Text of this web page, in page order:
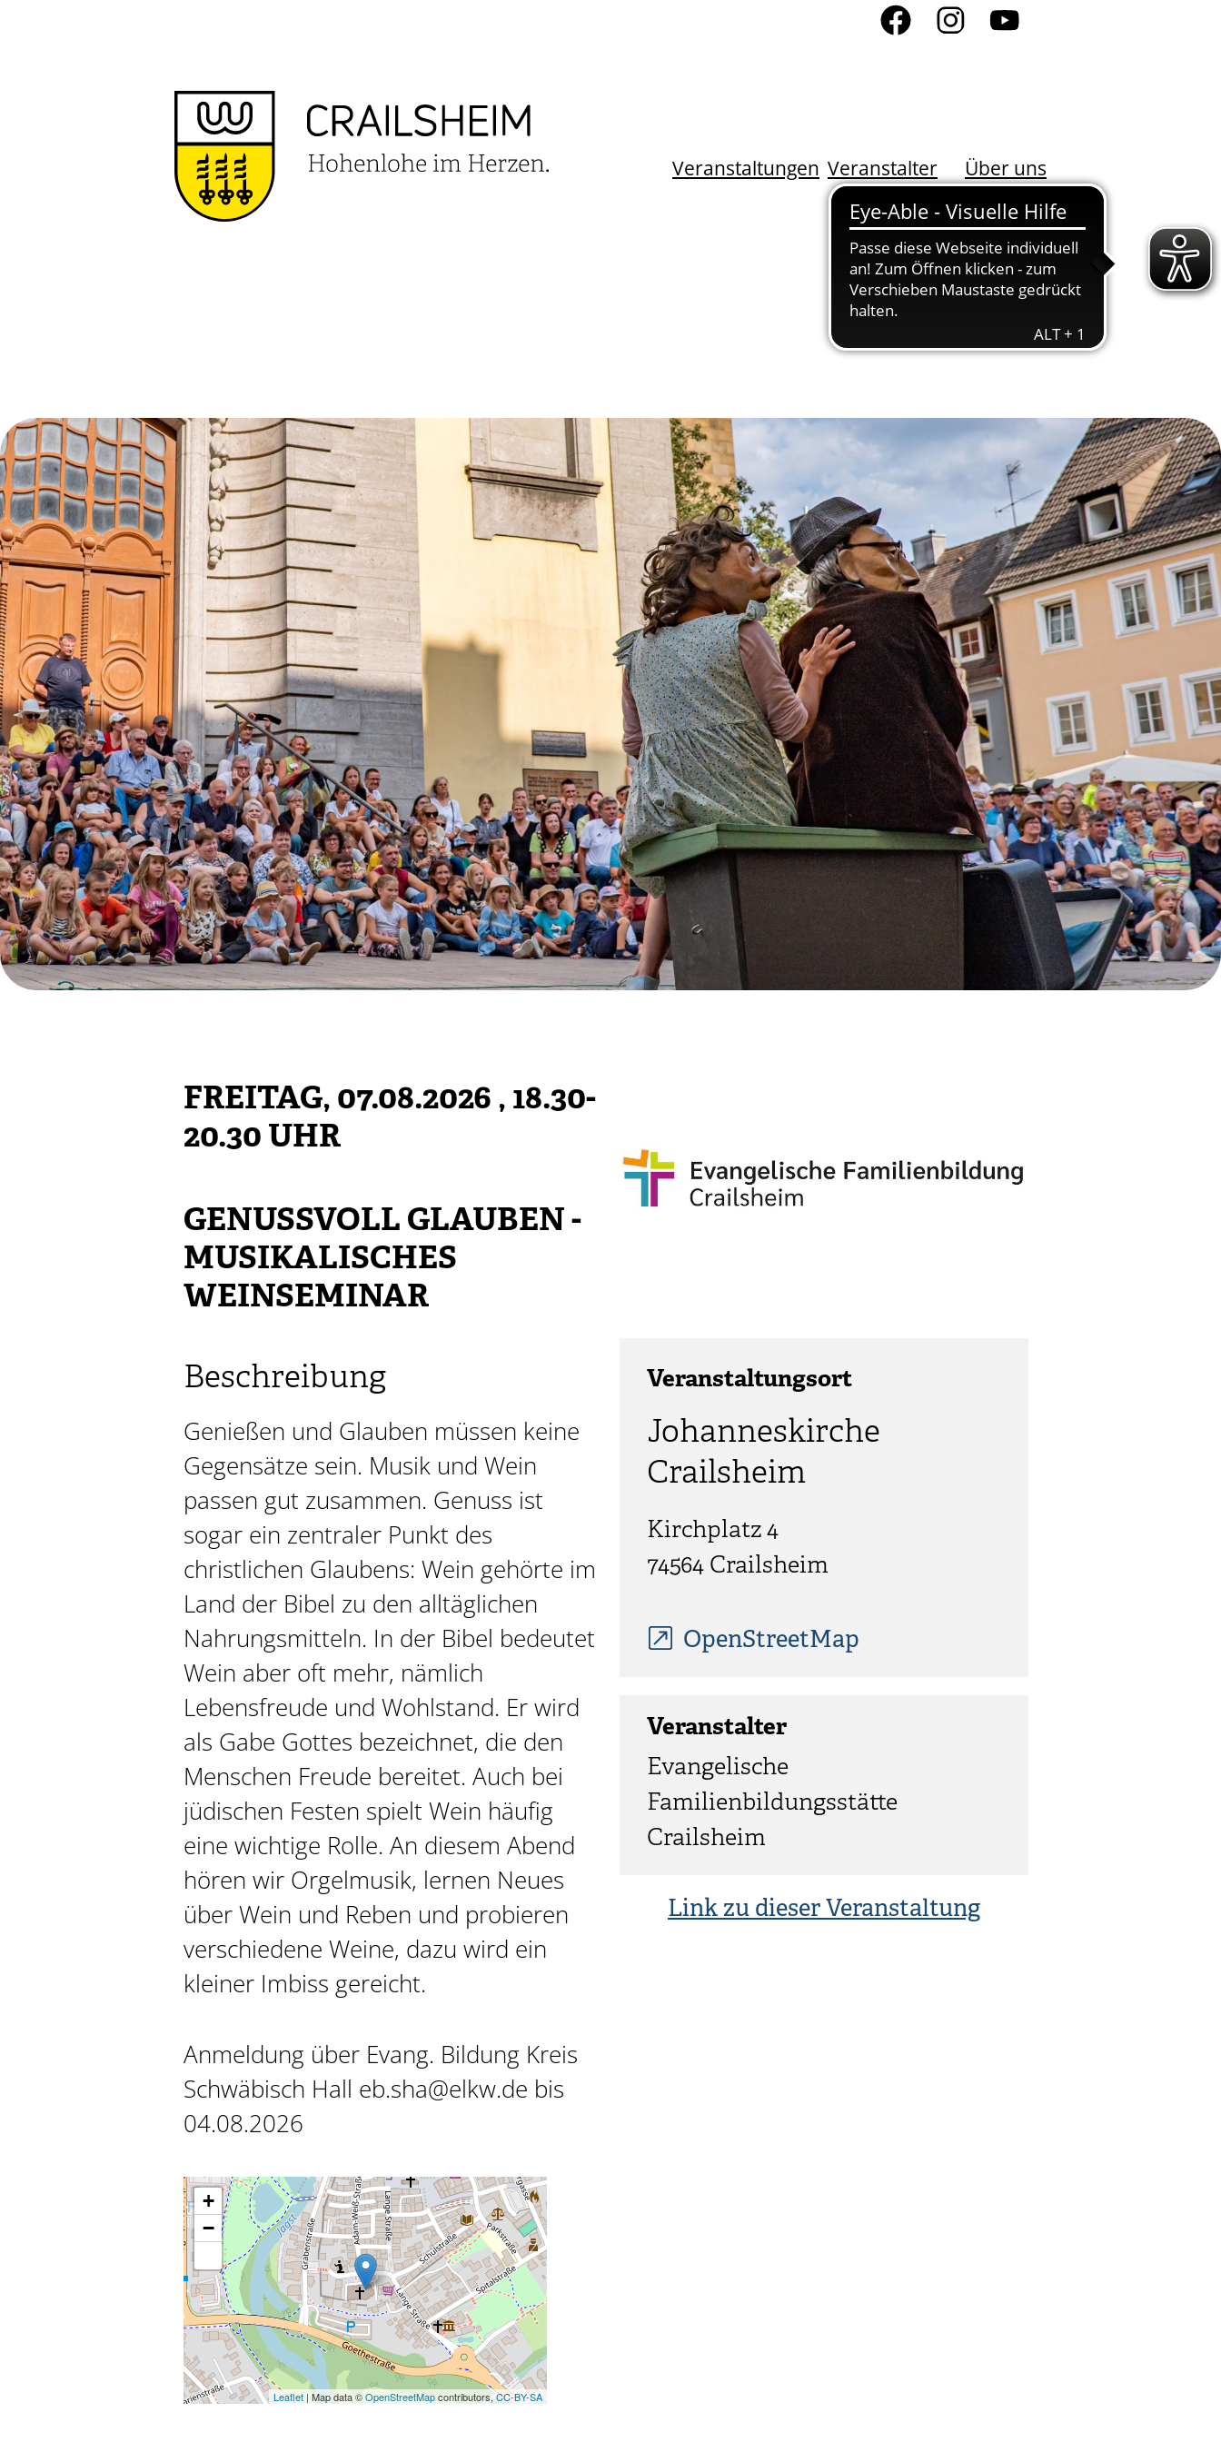
Veranstaltungen Veranstalter Über uns
VERANSTALTUNGSKALENDER
FREITAG, 07.08.2026 , 18.30-
20.30 UHR
GENUSSVOLL GLAUBEN -
MUSIKALISCHES
WEINSEMINAR
Beschreibung
Genießen und Glauben müssen keine
Gegensätze sein. Musik und Wein
passen gut zusammen. Genuss ist
sogar ein zentraler Punkt des
christlichen Glaubens: Wein gehörte im
Land der Bibel zu den alltäglichen
Nahrungsmitteln. In der Bibel bedeutet
Wein aber oft mehr, nämlich
Lebensfreude und Wohlstand. Er wird
als Gabe Gottes bezeichnet, die den
Menschen Freude bereitet. Auch bei
jüdischen Festen spielt Wein häufig
eine wichtige Rolle. An diesem Abend
hören wir Orgelmusik, lernen Neues
über Wein und Reben und probieren
verschiedene Weine, dazu wird ein
kleiner Imbiss gereicht.
Anmeldung über Evang. Bildung Kreis
Schwäbisch Hall eb.sha@elkw.de bis
04.08.2026
+
−
Leaflet | Map data ©OpenStreetMapcontributors,CC-BY-SA
Veranstaltungsort
Johanneskirche
Crailsheim
Kirchplatz 4
74564 Crailsheim
OpenStreetMap
Veranstalter
Evangelische
Familienbildungsstätte
Crailsheim
Link zu dieser Veranstaltung